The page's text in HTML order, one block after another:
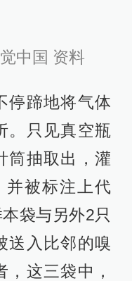
中国 资料
停蹄地将气体
。只见真空瓶
筒抽取出，灌
并被标注上代
袋与另外2只
送入比邻的嗅
这三袋中，